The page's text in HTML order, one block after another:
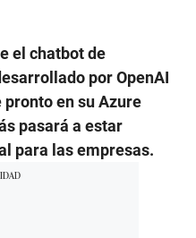
el chatbot de
por OpenAI
en su Azure
pasará a estar
para las empresas.